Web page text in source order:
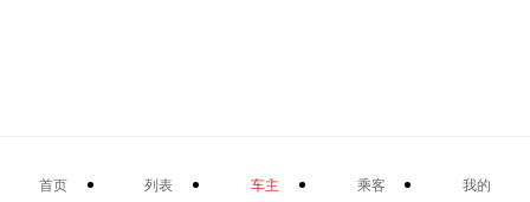
首页 列表 车主 乘客 我的